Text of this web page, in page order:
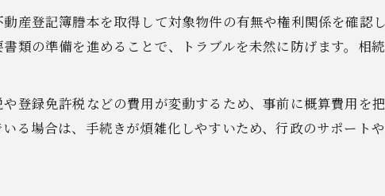
不動産相続で発生する主な費用項目とは
相談先による不動産相続費用の違いを解説
不動産相続の出費を抑える実践的なポイント
専門家の費用比較で賢く不動産相続を進める
産登記簿謄本を取得して対象物件の有無や権利関係を確認
類の準備を進めることで、トラブルを未然に防げます。相
登録免許税などの費用が変動するため、事前に概算費用を
る場合は、手続きが煩雑化しやすいため、行政のサポート